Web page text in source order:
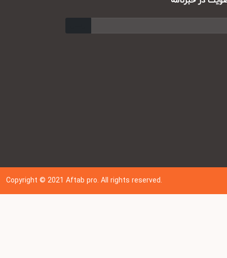
Copyright © 202 1Aftab pro. All rights reserved.